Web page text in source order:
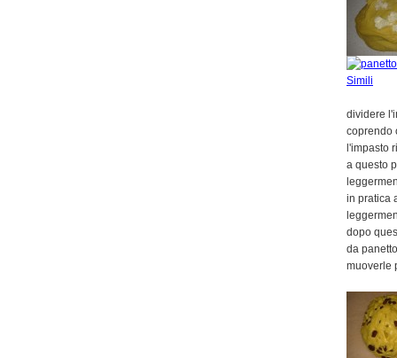
dividere
coprendo
l'impasto
a questo
in pratica
dopo
da
muoverle